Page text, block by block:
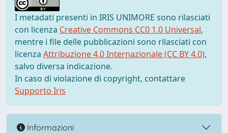
I metadati presenti in IRIS UNIMORE sono rilasciati
con licenza Creative Commons CC0 1.0 Universal,
mentre i file delle pubblicazioni sono rilasciati con
licenza Attribuzione 4.0 Internazionale (CC BY 4.0),
salvo diversa indicazione.
In caso di violazione di copyright, contattare
Supporto Iris
Informazioni